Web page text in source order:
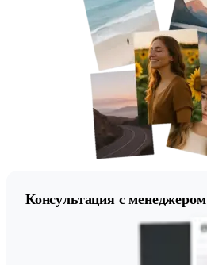
Консультация с менеджером